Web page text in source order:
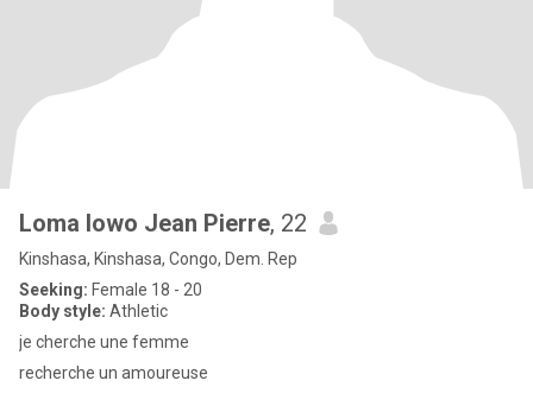
Loma lowo Jean Pierre, 22
Kinshasa, Kinshasa, Congo, Dem. Rep
Seeking: Female 18 - 20
Body style: Athletic
je cherche une femme
recherche un amoureuse